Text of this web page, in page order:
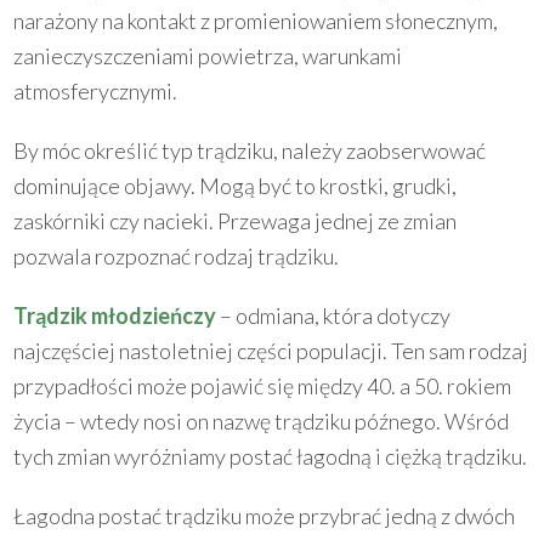
narażony na kontakt z promieniowaniem słonecznym,
zanieczyszczeniami powietrza, warunkami
atmosferycznymi.
By móc określić typ trądziku, należy zaobserwować
dominujące objawy. Mogą być to krostki, grudki,
zaskórniki czy nacieki. Przewaga jednej ze zmian
pozwala rozpoznać rodzaj trądziku.
Trądzik młodzieńczy– odmiana, która dotyczy
najczęściej nastoletniej części populacji. Ten sam rodzaj
przypadłości może pojawić się między 40. a 50. rokiem
życia – wtedy nosi on nazwę trądziku późnego. Wśród
tych zmian wyróżniamy postać łagodną i ciężką trądziku.
Łagodna postać trądziku może przybrać jedną z dwóch